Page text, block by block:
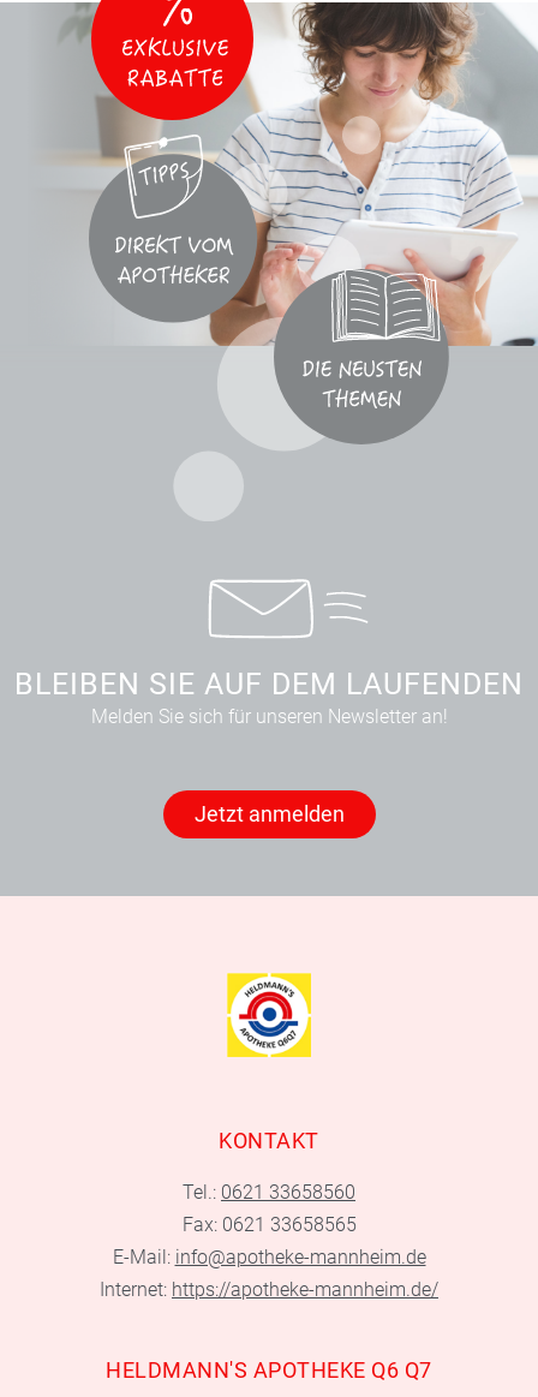
BLEIBEN SIE AUF DEM LAUFENDEN
Melden Sie sich für unseren Newsletter an!
Jetzt anmelden
KONTAKT
Tel.: 0621 33658560
Fax: 0621 33658565
E-Mail: info@apotheke-mannheim.de
Internet: https://apotheke-mannheim.de/
HELDMANN'S APOTHEKE Q6 Q7